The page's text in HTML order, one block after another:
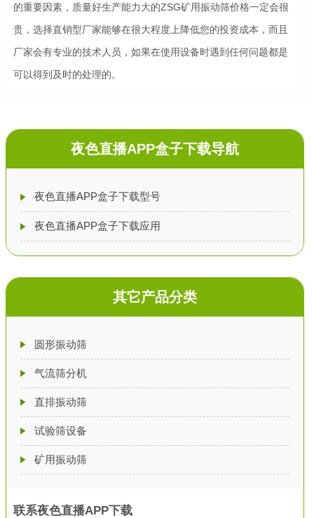
的重要因素，质量好生产能力大的ZSG矿用振动筛价格一定会很
贵，选择直销型厂家能够在很大程度上降低您的投资成本，而且
厂家会有专业的技术人员，如果在使用设备时遇到任何问题都是
可以得到及时的处理的。
夜色直播APP盒子下载导航
夜色直播APP盒子下载型号
夜色直播APP盒子下载应用
其它产品分类
圆形振动筛
气流筛分机
直排振动筛
试验筛设备
矿用振动筛
联系夜色直播APP下载